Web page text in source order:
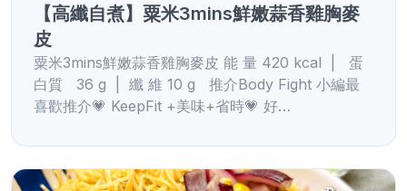
【高纖自煮】粟米3mins鮮嫩蒜香雞胸麥
皮
粟米3mins鮮嫩蒜香雞胸麥皮 能 量 420 kcal | 蛋
白質 36 g | 纖 維 10 g 推介Body Fight 小編最
喜歡推介💗 KeepFit +美味+省時💗 好…